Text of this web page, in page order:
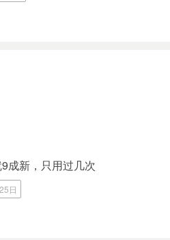
成新，只用过几次
日